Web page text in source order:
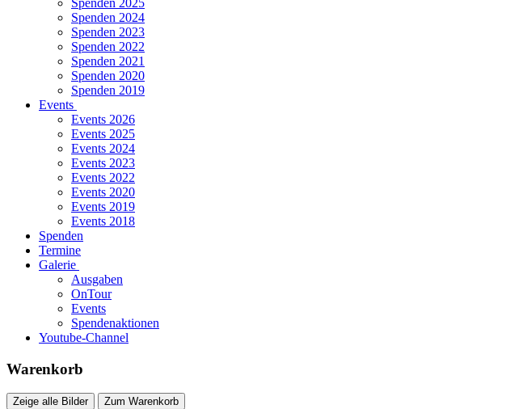
Spenden 2025
Spenden 2024
Spenden 2023
Spenden 2022
Spenden 2021
Spenden 2020
Spenden 2019
Events
Events 2026
Events 2025
Events 2024
Events 2023
Events 2022
Events 2020
Events 2019
Events 2018
Spenden
Termine
Galerie
Ausgaben
OnTour
Events
Spendenaktionen
Youtube-Channel
Warenkorb
Zeige alle Bilder Zum Warenkorb